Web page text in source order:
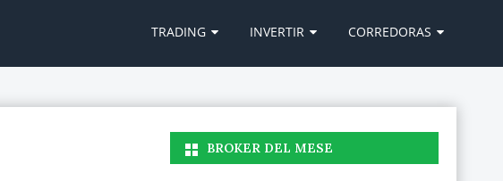
al
contenido
TRADING INVERTIR CORREDORAS
BROKER DEL MESE